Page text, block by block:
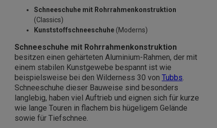
Schneeschuhe mit Rohrrahmenkonstruktion
(Classics)
Kunststoffschneeschuhe (Moderns)
Schneeschuhe mit Rohrrahmenkonstruktion
besitzen einen gehärteten Aluminium-Rahmen, der mit
einem stabilen Kunstgewebe bespannt ist wie
beispielsweise bei den Wilderness 30 von Tubbs.
Schneeschuhe dieser Bauweise sind besonders
langlebig, haben viel Auftrieb und eignen sich für kurze
wie lange Touren in flachem bis hügeligem Gelände
sowie für Tiefschnee.